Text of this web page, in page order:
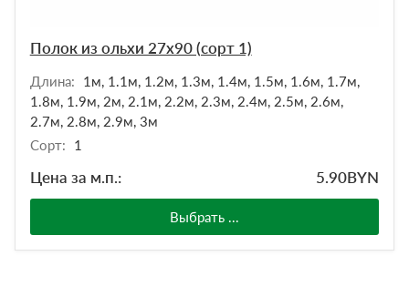
Полок из ольхи 27х90 (сорт 1)
Длина:
1м, 1.1м, 1.2м, 1.3м, 1.4м, 1.5м, 1.6м, 1.7м,
1.8м, 1.9м, 2м, 2.1м, 2.2м, 2.3м, 2.4м, 2.5м, 2.6м,
2.7м, 2.8м, 2.9м, 3м
Сорт:
1
Цена за м.п.: 5.90BYN
Выбрать ...